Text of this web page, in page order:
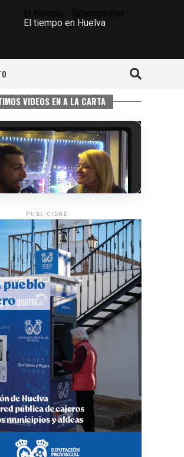
El tiempo en Huelva
VIDEOS EN A LA CARTA
LAS FIESTAS COLOMBINAS
·Huelvatv
CORRIDA DE LAS FIESTAS
2026
· Huelvatv
PUBLICIDAD